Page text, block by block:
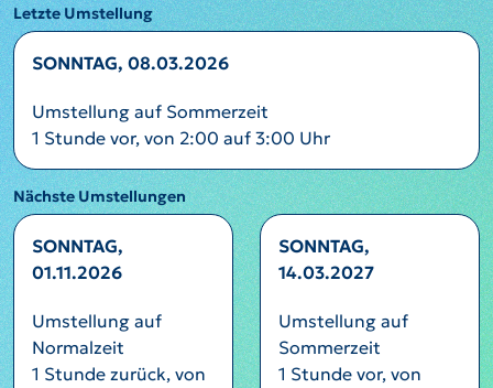
Letzte Umstellung
SONNTAG, 08.03.2026
Umstellung auf Sommerzeit
1 Stunde vor, von 2:00 auf 3:00 Uhr
Nächste Umstellungen
SONNTAG,
01.11.2026
Umstellung auf
Normalzeit
1 Stunde zurück, von
SONNTAG,
14.03.2027
Umstellung auf
Sommerzeit
1 Stunde vor, von